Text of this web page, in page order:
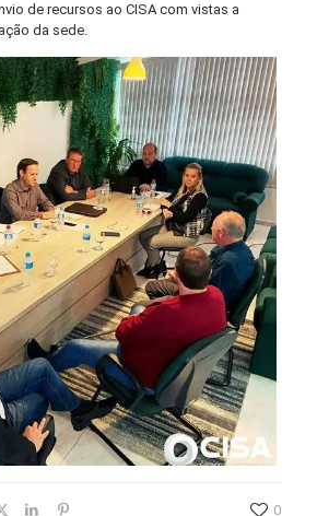
de recursos ao CISA com vistas a
da sede.
0